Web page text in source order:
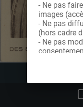
- Ne pas
images
- Ne pas
(hors cadre
- Ne pas
Dans le
à nous
de Licence
proposées